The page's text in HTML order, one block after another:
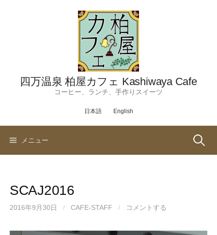
四万温泉 柏屋カフェ Kashiwaya Cafe
コーヒー、ランチ、手作りスイーツ
日本語 English
メニュー 検
SCAJ2016
2016年9月30日 / CAFE-STAFF / コメントする